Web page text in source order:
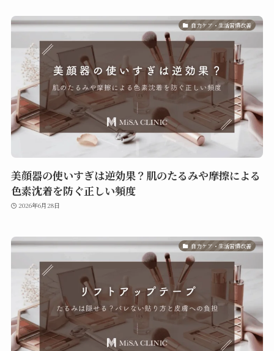
自力ケア・生活習慣改善
美顔器の使いすぎは逆効果？肌のたるみや摩擦による
色素沈着を防ぐ正しい頻度
2026年6月28日
自力ケア・生活習慣改善